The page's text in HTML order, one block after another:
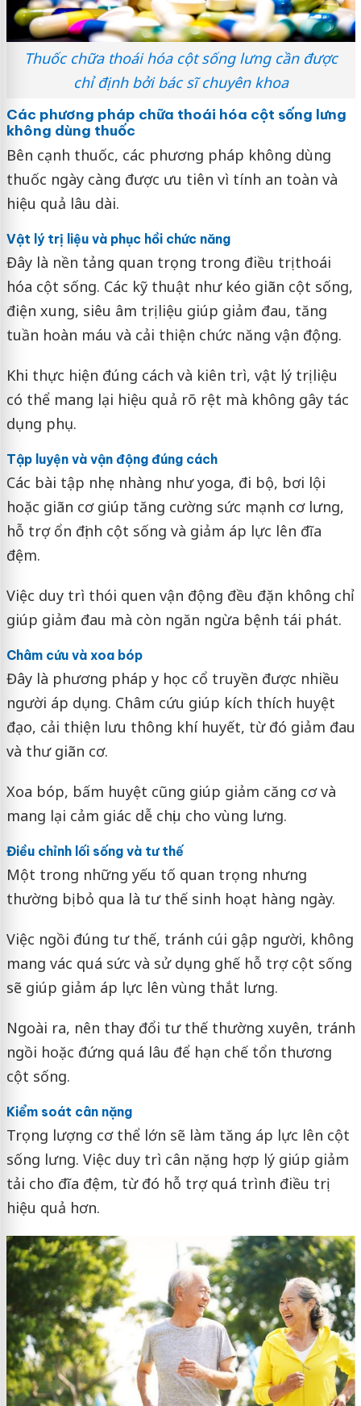
Thuốc chữa thoái hóa cột sống lưng cần được
chỉ định bởi bác sĩ chuyên khoa
Các phương pháp chữa thoái hóa cột sống lưng
không dùng thuốc
Bên cạnh thuốc, các phương pháp không dùng
thuốc ngày càng được ưu tiên vì tính an toàn và
hiệu quả lâu dài.
Vật lý trị liệu và phục hồi chức năng
Đây là nền tảng quan trọng trong điều trị thoái
hóa cột sống. Các kỹ thuật như kéo giãn cột sống,
điện xung, siêu âm trị liệu giúp giảm đau, tăng
tuần hoàn máu và cải thiện chức năng vận động.
Khi thực hiện đúng cách và kiên trì, vật lý trị liệu
có thể mang lại hiệu quả rõ rệt mà không gây tác
dụng phụ.
Tập luyện và vận động đúng cách
Các bài tập nhẹ nhàng như yoga, đi bộ, bơi lội
hoặc giãn cơ giúp tăng cường sức mạnh cơ lưng,
hỗ trợ ổn định cột sống và giảm áp lực lên đĩa
đệm.
Việc duy trì thói quen vận động đều đặn không chỉ
giúp giảm đau mà còn ngăn ngừa bệnh tái phát.
Châm cứu và xoa bóp
Đây là phương pháp y học cổ truyền được nhiều
người áp dụng. Châm cứu giúp kích thích huyệt
đạo, cải thiện lưu thông khí huyết, từ đó giảm đau
và thư giãn cơ.
Xoa bóp, bấm huyệt cũng giúp giảm căng cơ và
mang lại cảm giác dễ chịu cho vùng lưng.
Điều chỉnh lối sống và tư thế
Một trong những yếu tố quan trọng nhưng
thường bị bỏ qua là tư thế sinh hoạt hàng ngày.
Việc ngồi đúng tư thế, tránh cúi gập người, không
mang vác quá sức và sử dụng ghế hỗ trợ cột sống
sẽ giúp giảm áp lực lên vùng thắt lưng.
Ngoài ra, nên thay đổi tư thế thường xuyên, tránh
ngồi hoặc đứng quá lâu để hạn chế tổn thương
cột sống.
Kiểm soát cân nặng
Trọng lượng cơ thể lớn sẽ làm tăng áp lực lên cột
sống lưng. Việc duy trì cân nặng hợp lý giúp giảm
tải cho đĩa đệm, từ đó hỗ trợ quá trình điều trị
hiệu quả hơn.